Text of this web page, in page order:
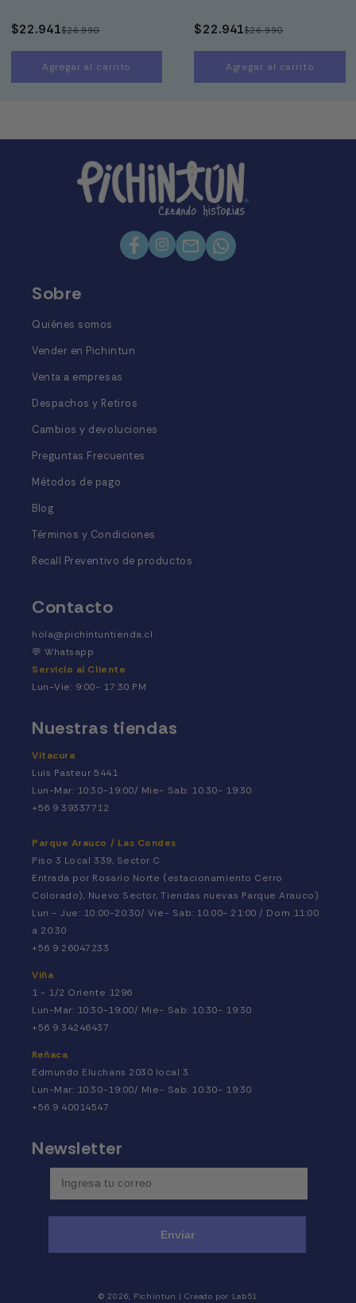
15% OFF
habitual
$26.990
de
oferta
$22.941
Agregar al carrito
habitual
$26.990
de
oferta
$22.941
Agregar al carrito
FacebookInstagram
Mail Twitter
Sobre
Quiénes somos
Vender en Pichintun
Venta a empresas
Despachos y Retiros
Cambios y devoluciones
Preguntas Frecuentes
Métodos de pago
Blog
Términos y Condiciones
Recall Preventivo de productos
Contacto
hola@pichintuntienda.cl
💬Whatsapp
Servicio al Cliente
Lun-Vie: 9:00- 17:30 PM
Nuestras tiendas
Vitacura
Luis Pasteur 5441
Lun-Mar: 10:30-19:00/ Mie- Sab: 10.30- 19:30
+56 9 39337712
Parque Arauco / Las Condes
Piso 3 Local 339, Sector C
Entrada por Rosario Norte (estacionamiento Cerro
Colorado), Nuevo Sector, Tiendas nuevas Parque Arauco)
Lun - Jue: 10:00-20:30/ Vie- Sab: 10.00- 21:00 / Dom 11:00
a 20:30
+56 9 26047233
Viña
1 - 1/2 Oriente 1296
Lun-Mar: 10:30-19:00/ Mie- Sab: 10.30- 19:30
+56 9 34246437
Reñaca
Edmundo Eluchans 2030 local 3.
Lun-Mar: 10:30-19:00/ Mie- Sab: 10.30- 19:30
+56 9 40014547
Newsletter
Enviar
© 2026, Pichintun | Creado por Lab51